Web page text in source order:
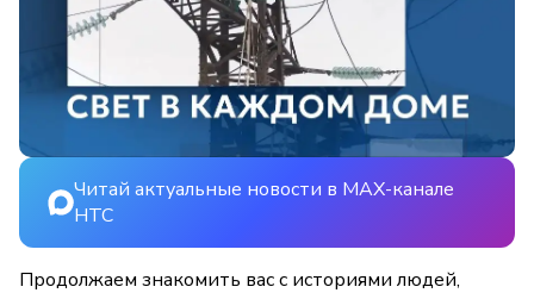
Читай актуальные новости в MAX-канале
НТС
Продолжаем знакомить вас с историями людей,